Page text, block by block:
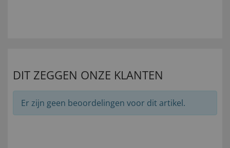
DIT ZEGGEN ONZE KLANTEN
Er zijn geen beoordelingen voor dit artikel.